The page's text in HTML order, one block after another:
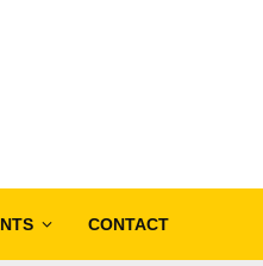
CONTACT